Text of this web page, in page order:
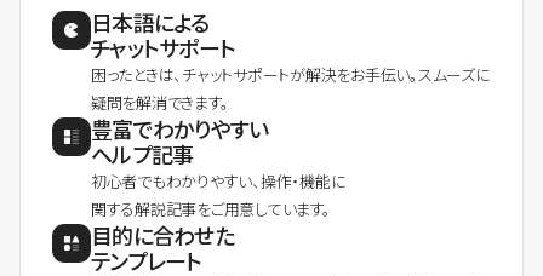
日本語による
チャットサポート
困ったときは、チャットサポートが解決をお手伝い。スムーズに
疑問を解消できます。
豊富でわかりやすい
ヘルプ記事
初心者でもわかりやすい、操作・機能に
関する解説記事をご用意しています。
目的に合わせた
テンプレート